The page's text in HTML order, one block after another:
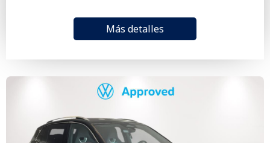
Más detalles